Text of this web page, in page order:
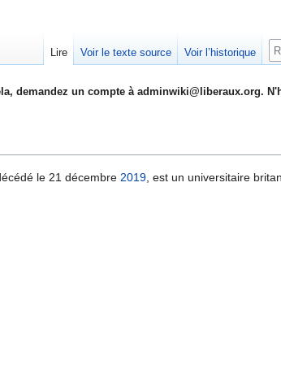
demandez un compte à adminwiki@liberaux.org.
le 21 décembre 2019, est un universitaire
Lire Voir le texte source Voir l’historique